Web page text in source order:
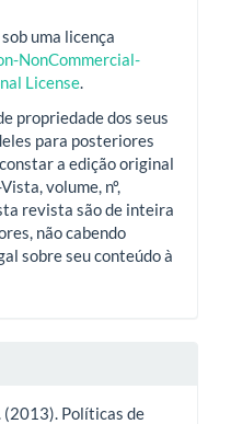
uma licença
NonCommercial-
License.
propriedade dos seus
para posteriores
a edição original
volume, nº,
revista são de inteira
não cabendo
sobre seu conteúdo à
(2013). Políticas de